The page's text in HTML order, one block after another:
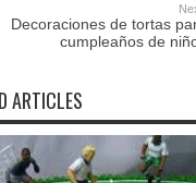
Decoraciones de tortas
cumpleaños de
ARTICLES